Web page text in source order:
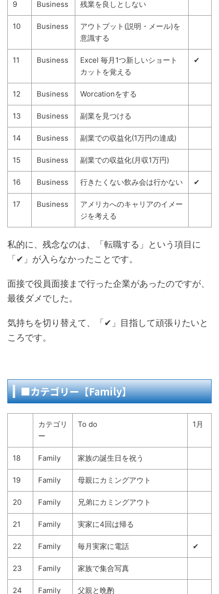
9 Business 残業を良しとしない
10 Business
アウトプット(説明・メール)を
意識する
11 Business
Excel 毎月1つ新しいショート
カットを覚える
✔
12 Business Worcationをする
13 Business 副業を見つける
14 Business 副業での収益化(1万円の達成)
15 Business 副業での収益化(月収1万円)
16 Business 行きたくない飲み会は行かない ✔
17 Business
アメリカへのキャリアのイメー
ジを考える
私的に、残念なのは、「転職する」という項目に
「✔」が入らなかったことです。
面接で役員面接まで行った企業があったのですが、
最後ダメでした。
気持ちを切り替えて、「✔」目指して頑張りたいと
ころです。
■カテゴリー【Family】
カテゴリ
ー
To do 1月
18 Family 家族の誕生日を祝う
19 Family 母親にカミングアウト
20 Family 兄弟にカミングアウト
21 Family 実家に4回は帰る
22 Family 毎月実家に電話 ✔
23 Family 家族で集合写真
24 Family 父親と晩酌